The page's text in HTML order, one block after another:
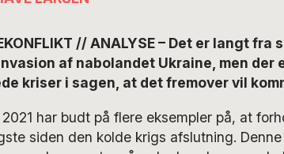
// ANALYSE – Det er langt
af nabolandet Ukraine, men der
kriser i sagen, at det fremover vil
har budt på flere eksempler på, at
siden den kolde krigs afslutning.